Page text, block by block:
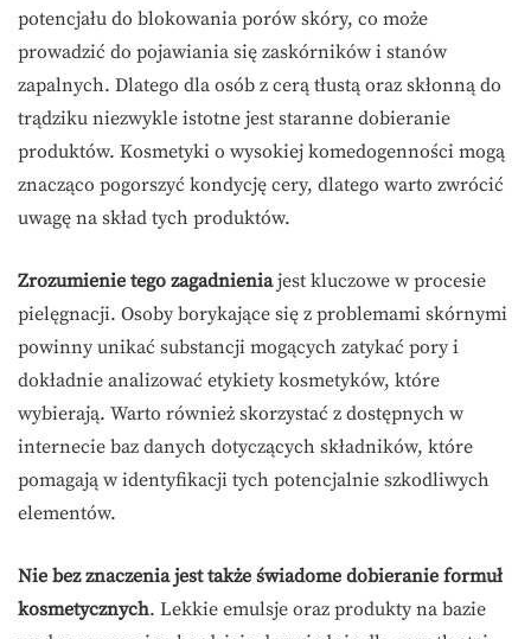
potencjału do blokowania porów skóry, co może
prowadzić do pojawiania się zaskórników i stanów
zapalnych. Dlatego dla osób z cerą tłustą oraz skłonną do
trądziku niezwykle istotne jest staranne dobieranie
produktów. Kosmetyki o wysokiej komedogenności mogą
znacząco pogorszyć kondycję cery, dlatego warto zwrócić
uwagę na skład tych produktów.
Zrozumienie tego zagadnieniajest kluczowe w procesie
pielęgnacji. Osoby borykające się z problemami skórnymi
powinny unikać substancji mogących zatykać pory i
dokładnie analizować etykiety kosmetyków, które
wybierają. Warto również skorzystać z dostępnych w
internecie baz danych dotyczących składników, które
pomagają w identyfikacji tych potencjalnie szkodliwych
elementów.
Nie bez znaczenia jest także świadome dobieranie formuł
kosmetycznych. Lekkie emulsje oraz produkty na bazie